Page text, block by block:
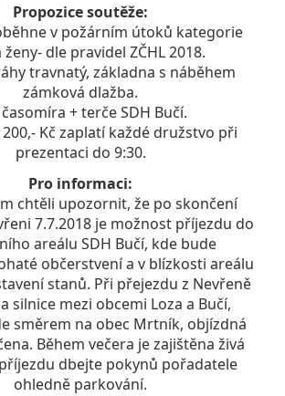
Propozice soutěže:
v požárním útoků kategorie
ženy- dle pravidel ZČHL 2018.
travnatý, základna s náběhem
zámková dlažba.
časomíra + terče SDH Bučí.
Kč zaplatí každé družstvo při
prezentaci do 9:30.
Pro informaci:
chtěli upozornit, že po skončení
7.7.2018 je možnost příjezdu do
areálu SDH Bučí, kde bude
občerstvení a v blízkosti areálu
stanů. Při přejezdu z Nevřeně
silnice mezi obcemi Loza a Bučí,
směrem na obec Mrtník, objízdná
Během večera je zajištěna živá
dbejte pokynů pořadatele
ohledně parkování.